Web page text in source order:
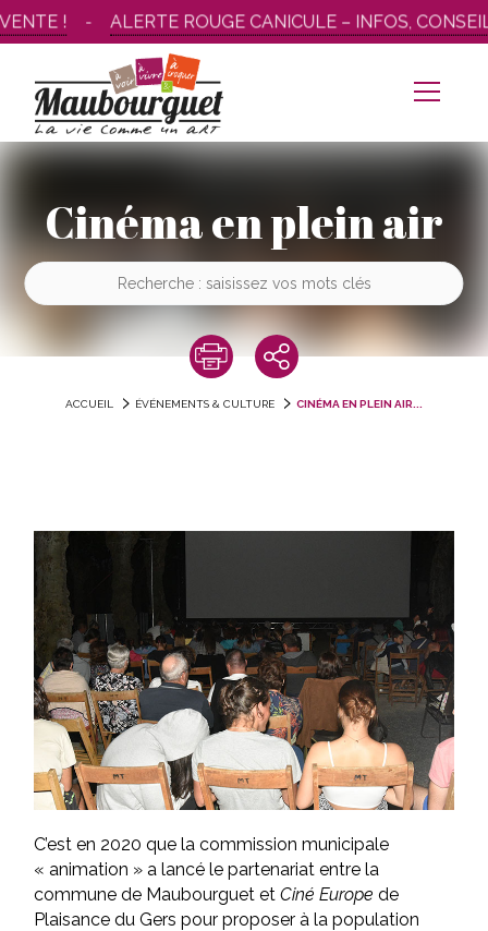
Aller
au
! ALERTE ROUGE CANICULE – INFOS,
Cinéma en plein air
ACCUEIL ÉVÉNEMENTS & CULTURE CINÉMA EN PLEIN AIR...
C’est en 2020 que la commission municipale
« animation » a lancé le partenariat entre la
commune de Maubourguet et Ciné Europe de
Plaisance du Gers pour proposer à la population